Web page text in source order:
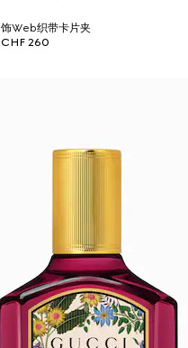
饰Web织带卡片夹
CHF 260